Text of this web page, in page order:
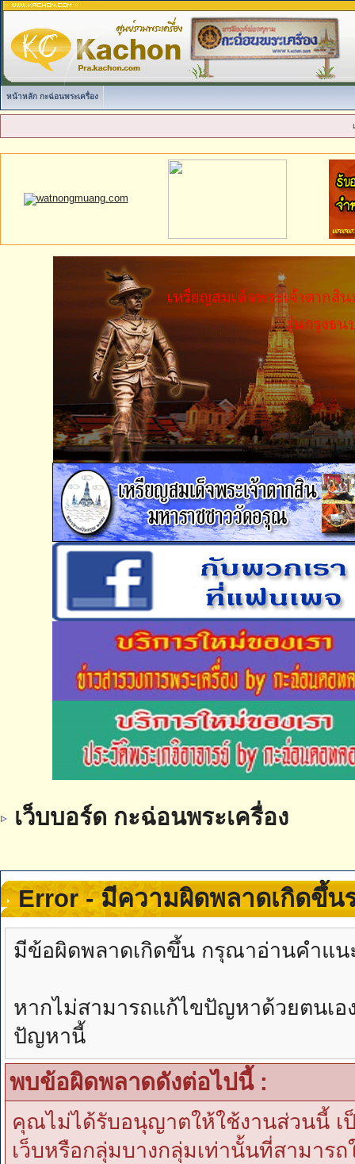
หน้าหลัก กะฉ่อนพระเครื่อง
เว็บบอร์ด กะฉ่อนพระเครื่อง
Error - มีความผิดพลาดเกิดขึ้น
มีข้อผิดพลาดเกิดขึ้น กรุณาอ่านคำแน
หากไม่สามารถแก้ไขปัญหาด้วยตนเ
ปัญหานี้
พบข้อผิดพลาดดังต่อไปนี้ :
คุณไม่ได้รับอนุญาตให้ใช้งานส่วนนี้ เ
เว็บหรือกลุ่มบางกลุ่มเท่านั้นที่สามารถ